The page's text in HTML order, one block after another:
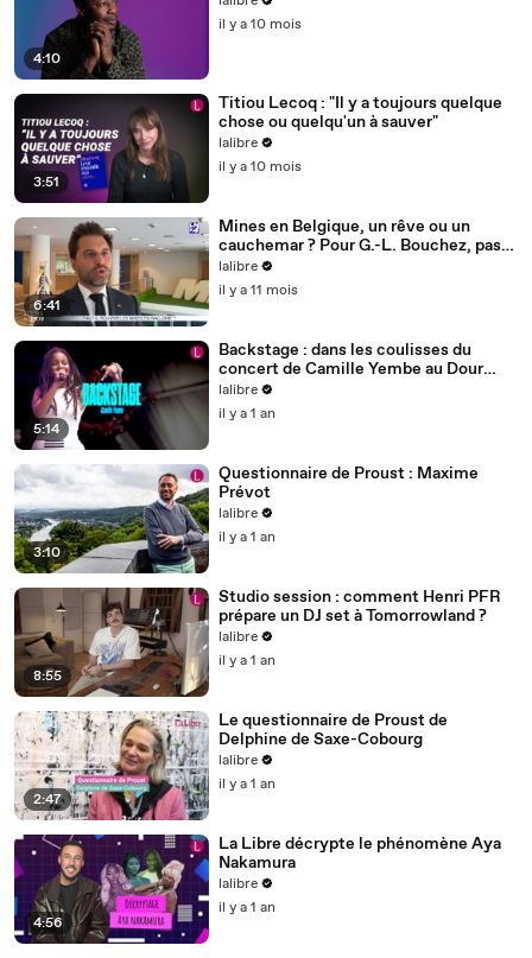
4:10
il y a 10 mois
3:51
Titiou Lecoq : "Il y a toujours quelque
chose ou quelqu'un à sauver"
lalibre
il y a 10 mois
6:41
Mines en Belgique, un rêve ou un
cauchemar ? Pour G.-L. Bouchez, pas
de doute: "La Chine vide nos poches"
lalibre
il y a 11 mois
5:14
Backstage : dans les coulisses du
concert de Camille Yembe au Dour
Festival
lalibre
il y a 1 an
3:10
Questionnaire de Proust : Maxime
Prévot
lalibre
il y a 1 an
8:55
Studio session : comment Henri PFR
prépare un DJ set à Tomorrowland ?
lalibre
il y a 1 an
2:47
Le questionnaire de Proust de
Delphine de Saxe-Cobourg
lalibre
il y a 1 an
4:56
La Libre décrypte le phénomène Aya
Nakamura
lalibre
il y a 1 an